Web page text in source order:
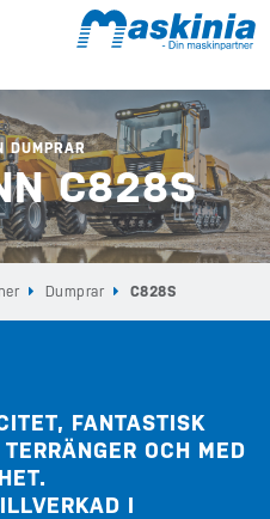
DUMPRAR
C828S
Dumprar C828S
FANTASTISK
OCH MED
I